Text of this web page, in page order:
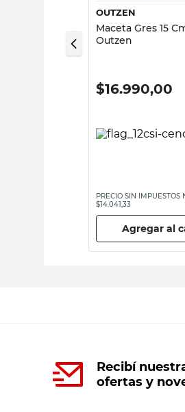
OUTZEN
Maceta Gres 15
Outzen
$16.990,00
PRECIO SIN IMPUESTOS
$14.041,33
Agregar al
Recibí
ofertas y